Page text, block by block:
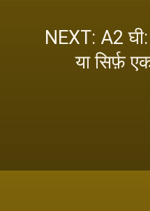
NEXT: A2
या सिर्फ़